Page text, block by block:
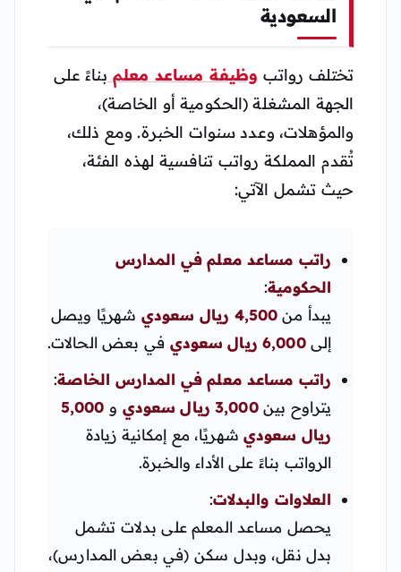
السعودية
تختلف رواتب وظيفة مساعد معلم بناءً على
الجهة المشغلة (الحكومية أو الخاصة)،
والمؤهلات، وعدد سنوات الخبرة. ومع ذلك،
تُقدم المملكة رواتب تنافسية لهذه الفئة،
حيث تشمل الآتي:
راتب مساعد معلم في المدارس
الحكومية:
يبدأ من4,500 ريال سعودي
شهريًا ويصل
إلى6,000 ريال سعودي
في بعض الحالات.
راتب مساعد معلم في المدارس الخاصة:
يتراوح بين3,000 ريال سعودي و 5,000
ريال سعوديشهريًا، مع إمكانية زيادة
الرواتب بناءً على الأداء والخبرة.
العلاوات والبدلات:
يحصل مساعد المعلم على بدلات تشمل
بدل نقل، وبدل سكن (في بعض المدارس)،